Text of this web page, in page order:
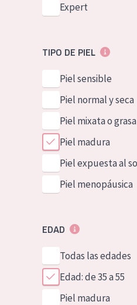
Expert
TIPO DE PIEL
Piel sensible
Piel normal y seca
Piel mixata o grasa
Piel madura
Piel expuesta al
Piel menopáusica
EDAD
Todas las edades
Edad: de 35 a 55
Piel madura